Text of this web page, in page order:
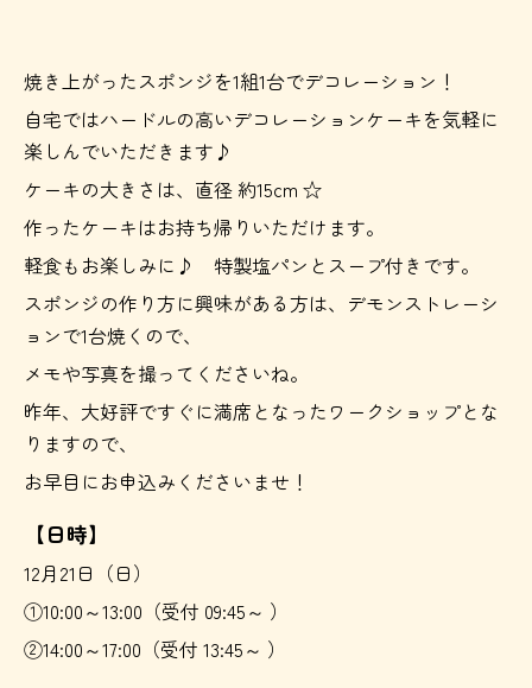
焼き上がったスポンジを1組1台でデコレーション！
自宅ではハードルの高いデコレーションケーキを気軽に
楽しんでいただきます♪
ケーキの大きさは、直径 約15cm ☆
作ったケーキはお持ち帰りいただけます。
軽食もお楽しみに♪ 特製塩パンとスープ付きです。
スポンジの作り方に興味がある方は、デモンストレーシ
ョンで1台焼くので、
メモや写真を撮ってくださいね。
昨年、大好評ですぐに満席となったワークショップとな
りますので、
お早目にお申込みくださいませ！
【日時】
12月21日（日）
①10:00～13:00（受付 09:45～ ）
②14:00～17:00（受付 13:45～ ）